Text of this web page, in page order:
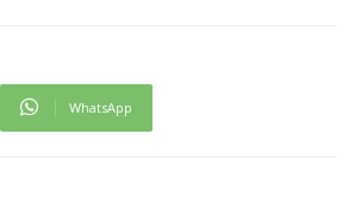
WhatsApp